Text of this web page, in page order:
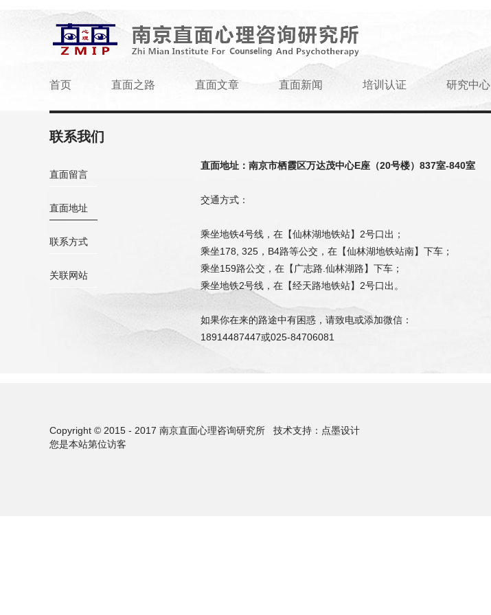
首页 直面之路 直面文章 直面新闻 培训认证 研究中心
联系我们
直面留言
直面地址
联系方式
关联网站
直面地址：南京市栖霞区万达茂中心E座（20号楼）837室-840室
交通方式：
乘坐地铁4号线，在【仙林湖地铁站】2号口出；
乘坐178, 325，B4路等公交，在【仙林湖地铁站南】下车；
乘坐159路公交，在【广志路.仙林湖路】下车；
乘坐地铁2号线，在【经天路地铁站】2号口出。
如果你在来的路途中有困惑，请致电或添加微信：
18914487447或025-84706081
Copyright © 2015 - 2017 南京直面心理咨询研究所 技术支持：点墨设计
您是本站第位访客